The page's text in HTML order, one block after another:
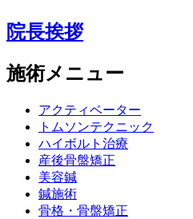
院長挨拶
施術メニュー
アクティベーター
トムソンテクニック
ハイボルト治療
産後骨盤矯正
美容鍼
鍼施術
骨格・骨盤矯正